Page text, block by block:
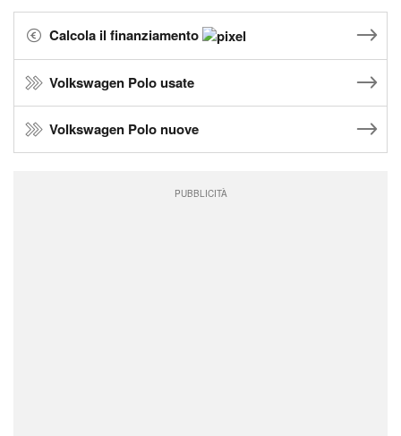
Calcola il finanziamento
Volkswagen Polo usate
Volkswagen Polo nuove
PUBBLICITÀ